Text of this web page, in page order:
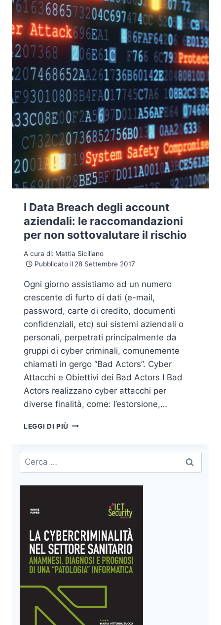
INFORMATION
SHARING
PLATFORM
(MISP)
E
THREAT
INTELLIGENCE
PLATFORM
(TIP)
I Data Breach degli account
aziendali: le raccomandazioni
per non sottovalutare il rischio
A cura di: Mattia Siciliano
Pubblicato il 28 Settembre 2017
Ogni giorno assistiamo ad un numero
crescente di furto di dati (e-mail,
password, carte di credito, documenti
confidenziali, etc) sui sistemi aziendali o
personali, perpetrati principalmente da
gruppi di cyber criminali, comunemente
chiamati in gergo “Bad Actors”. Cyber
Attacchi e Obiettivi dei Bad Actors I Bad
Actors realizzano cyber attacchi per
diverse finalità, come: l’estorsione,…
LEGGI DI PIÙ
DEGLI
LE
SOTTOVALUTARE
IL
RISCHIO
Ricerca
per: